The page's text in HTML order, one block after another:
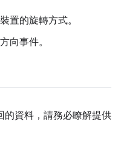
置的旋轉方式。
向事件。
的資料，請務必瞭解提供